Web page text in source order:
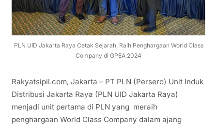
PLN UID Jakarta Raya Cetak Sejarah, Raih Penghargaan World Class
Company di GPEA 2024
Rakyatsipil.com, Jakarta – PT PLN (Persero) Unit Induk
Distribusi Jakarta Raya (PLN UID Jakarta Raya)
menjadi unit pertama di PLN yang meraih
penghargaan World Class Company dalam ajang